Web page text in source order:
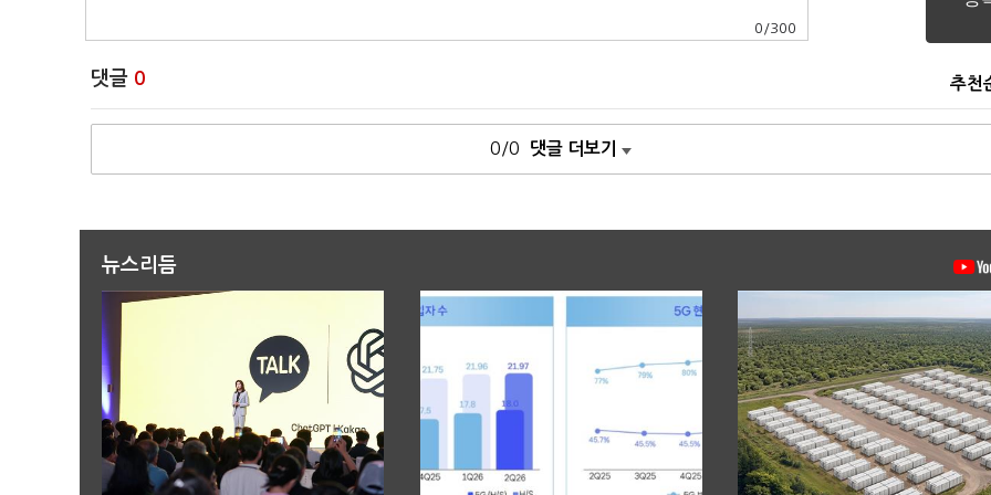
0 /300
댓글 0 추천
0/0 댓글 더보기
뉴스리듬